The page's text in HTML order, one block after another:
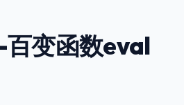
变函数eval